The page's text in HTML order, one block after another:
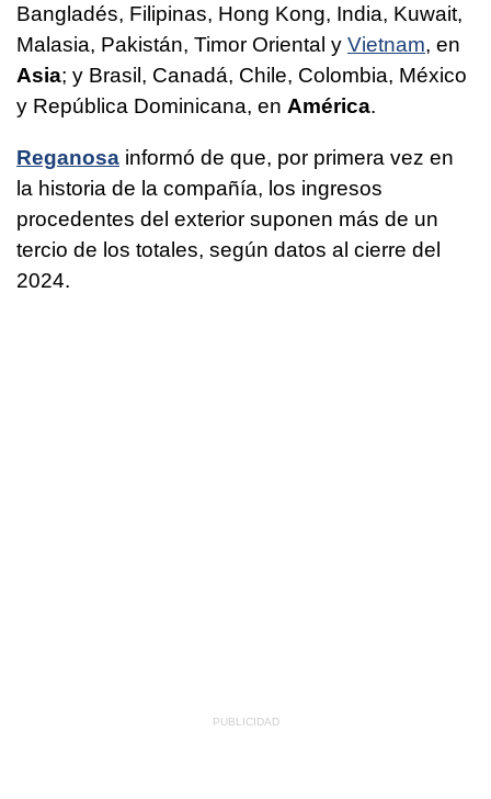
Bangladés, Filipinas, Hong Kong, India, Kuwait,
Malasia, Pakistán, Timor Oriental y Vietnam, en
Asia; y Brasil, Canadá, Chile, Colombia, México
y República Dominicana, en América.
Reganosa informó de que, por primera vez en
la historia de la compañía, los ingresos
procedentes del exterior suponen más de un
tercio de los totales, según datos al cierre del
2024.